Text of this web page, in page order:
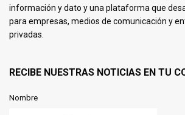
información y dato y una plataforma que
para empresas, medios de comunicación y
privadas.
RECIBE NUESTRAS NOTICIAS EN TU
Nombre